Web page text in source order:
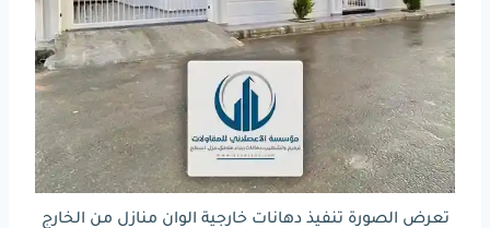
تعرض الصورة تنفيذ دهانات خارجية الوان منازل من الخارج